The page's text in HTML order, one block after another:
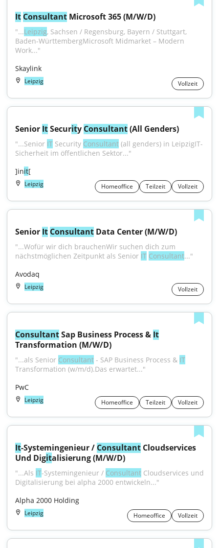
It Consultant Microsoft 365 (M/W/D)
"...Leipzig, Sachsen / Regensburg, Bayern / Stuttgart,
Baden-WürttembergMicrosoft Midmarket – Modern
Work..."
Skaylink
Leipzig Vollzeit
Senior It Security Consultant (All Genders)
"...Senior IT Security Consultant (all genders) in LeipzigIT-
Sicherheit im öffentlichen Sektor..."
]init[
Leipzig Homeoffice Teilzeit Vollzeit
Senior It Consultant Data Center (M/W/D)
"...Wofür wir dich brauchenWir suchen dich zum
nächstmöglichen Zeitpunkt als Senior IT Consultant..."
Avodaq
Leipzig Vollzeit
Consultant Sap Business Process & It
Transformation (M/W/D)
"...als Senior Consultant - SAP Business Process & IT
Transformation (w/m/d).Das erwartet..."
PwC
Leipzig Homeoffice Teilzeit Vollzeit
It-Systemingenieur / Consultant Cloudservices
Und Digitalisierung (M/W/D)
"...Als IT-Systemingenieur / Consultant Cloudservices und
Digitalisierung bei alpha 2000 entwickeln..."
Alpha 2000 Holding
Leipzig Homeoffice Vollzeit